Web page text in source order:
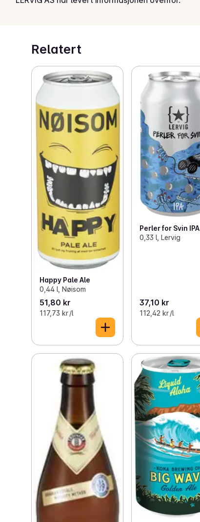
Relatert
Happy Pale Ale
0,44 l, Nøisom
51,80 kr
117,73 kr /l
Perler for Svin IPA
0,33 l, Lervig
37,10 kr
112,42 kr /l